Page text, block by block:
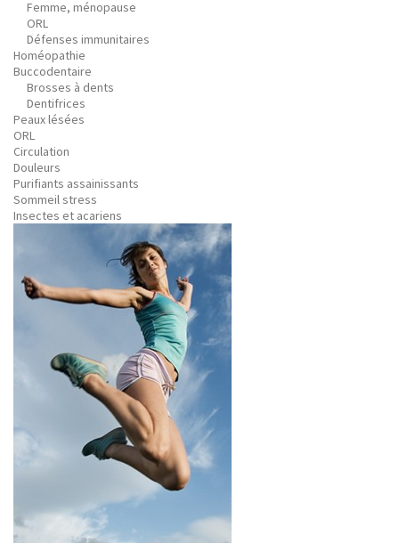
Femme, ménopause
ORL
Défenses immunitaires
Homéopathie
Buccodentaire
Brosses à dents
Dentifrices
Peaux lésées
ORL
Circulation
Douleurs
Purifiants assainissants
Sommeil stress
Insectes et acariens